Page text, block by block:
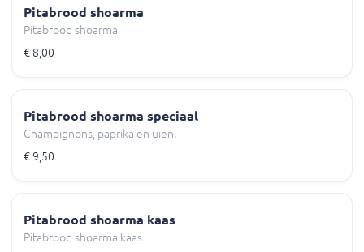
Pitabrood shoarma
Pitabrood shoarma
€ 8,00
Pitabrood shoarma speciaal
Champignons, paprika en uien.
€ 9,50
Pitabrood shoarma kaas
Pitabrood shoarma kaas